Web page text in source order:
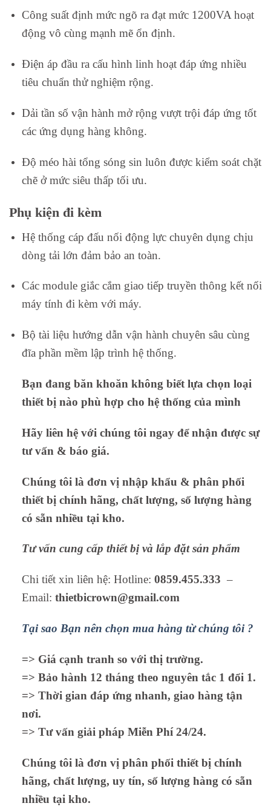
Công suất định mức ngõ ra đạt mức 1200VA hoạt
động vô cùng mạnh mẽ ổn định.
Điện áp đầu ra cấu hình linh hoạt đáp ứng nhiều
tiêu chuẩn thử nghiệm rộng.
Dải tần số vận hành mở rộng vượt trội đáp ứng tốt
các ứng dụng hàng không.
Độ méo hài tổng sóng sin luôn được kiểm soát chặt
chẽ ở mức siêu thấp tối ưu.
Phụ kiện đi kèm
Hệ thống cáp đấu nối động lực chuyên dụng chịu
dòng tải lớn đảm bảo an toàn.
Các module giắc cắm giao tiếp truyền thông kết nối
máy tính đi kèm với máy.
Bộ tài liệu hướng dẫn vận hành chuyên sâu cùng
đĩa phần mềm lập trình hệ thống.
Bạn đang băn khoăn không biết lựa chọn loại
thiết bị nào phù hợp cho hệ thống của mình
Hãy liên hệ với chúng tôi ngay để nhận được sự
tư vấn & báo giá.
Chúng tôi là đơn vị nhập khẩu & phân phối
thiết bị chính hãng, chất lượng, số lượng hàng
có sẵn nhiều tại kho.
Tư vấn cung cấp thiết bị và lắp đặt sản phẩm
Chi tiết xin liên hệ: Hotline: 0859.455.333 –
Email: thietbicrown@gmail.com
Tại sao Bạn nên chọn mua hàng từ chúng tôi ?
=> Giá cạnh tranh so với thị trường.
=> Bảo hành 12 tháng theo nguyên tắc 1 đổi 1.
=> Thời gian đáp ứng nhanh, giao hàng tận
nơi.
=> Tư vấn giải pháp Miễn Phí 24/24.
Chúng tôi là đơn vị phân phối thiết bị chính
hãng, chất lượng, uy tín, số lượng hàng có sẵn
nhiều tại kho.